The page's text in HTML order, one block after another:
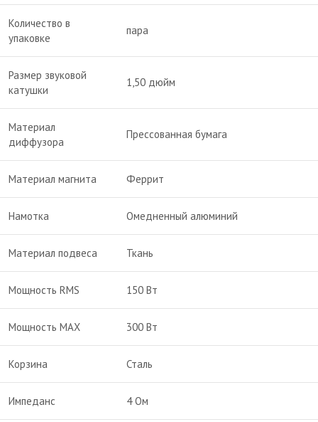
Количество в
упаковке
пара
Размер звуковой
катушки
1,50 дюйм
Материал
диффузора
Прессованная бумага
Материал магнита Феррит
Намотка Омедненный алюминий
Материал подвеса Ткань
Мощность RMS 150 Вт
Мощность MAX 300 Вт
Корзина Сталь
Импеданс 4 Ом